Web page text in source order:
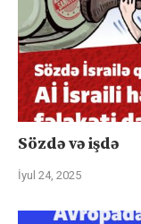
Sözdə və işdə
İyul 24, 2025